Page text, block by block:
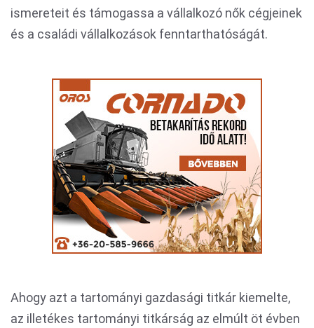
ismereteit és támogassa a vállalkozó nők cégjeinek
és a családi vállalkozások fenntarthatóságát.
Ahogy azt a tartományi gazdasági titkár kiemelte,
az illetékes tartományi titkárság az elmúlt öt évben